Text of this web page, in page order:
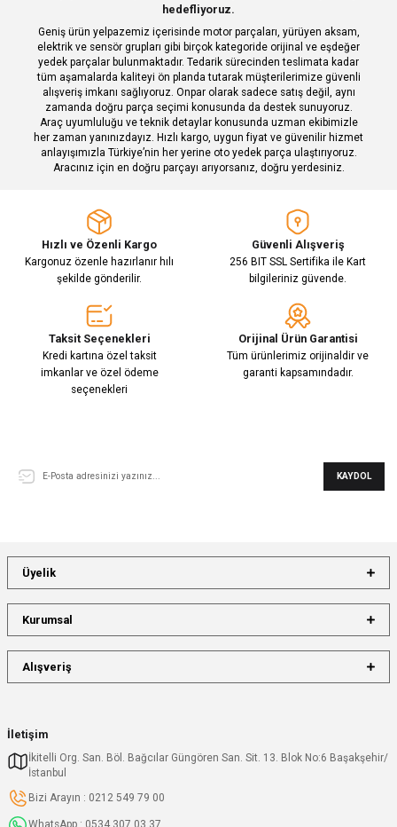
Ürün fiyatı diğer sitelerden daha pahalı.
Bu ürüne benzer farklı alternatifler olmalı.
Gönder
hedefliyoruz.
Geniş ürün yelpazemiz içerisinde motor parçaları, yürüyen aksam,
elektrik ve sensör grupları gibi birçok kategoride orijinal ve eşdeğer
yedek parçalar bulunmaktadır. Tedarik sürecinden teslimata kadar
tüm aşamalarda kaliteyi ön planda tutarak müşterilerimize güvenli
alışveriş imkanı sağlıyoruz. Onpar olarak sadece satış değil, aynı
zamanda doğru parça seçimi konusunda da destek sunuyoruz.
Araç uyumluluğu ve teknik detaylar konusunda uzman ekibimizle
her zaman yanınızdayız. Hızlı kargo, uygun fiyat ve güvenilir hizmet
anlayışımızla Türkiye’nin her yerine oto yedek parça ulaştırıyoruz.
Aracınız için en doğru parçayı arıyorsanız, doğru yerdesiniz.
Hızlı ve Özenli Kargo
Kargonuz özenle hazırlanır hılı
şekilde gönderilir.
Güvenli Alışveriş
256 BIT SSL Sertifika ile Kart
bilgileriniz güvende.
Taksit Seçenekleri
Kredi kartına özel taksit
imkanlar ve özel ödeme
seçenekleri
Orijinal Ürün Garantisi
Tüm ürünlerimiz orijinaldir ve
garanti kapsamındadır.
KAYDOL
İletişim
İkitelli Org. San. Böl. Bağcılar Güngören San. Sit. 13. Blok No:6 Başakşehir/
İstanbul
Bizi Arayın : 0212 549 79 00
Üyelik
Kurumsal
Alışveriş